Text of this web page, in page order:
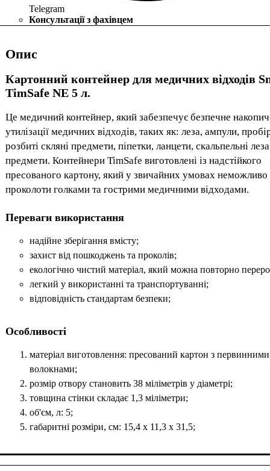
Telegram
Консультації з фахівцем
Опис
Картонний контейнер для медичних відходів
TimSafe NE 5 л.
Це медичний контейнер, який забезпечує безпечне
утилізації медичних відходів, таких як: леза, ампули,
розбиті скляні предмети, піпетки, ланцети, скальпельні
предмети. Контейнери TimSafe виготовлені із надстійкого
пресованого картону, який у звичайних умовах неможливо
проколоти голками та гострими медичними відходами.
Переваги використання
надійне зберігання вмісту;
захист від пошкоджень та проколів;
екологічно чистий матеріал, який можна повторно
легкий у використанні та транспортуванні;
відповідність стандартам безпеки;
Особливості
матеріал виготовлення: пресований картон з первинними
волокнами;
розмір отвору становить 38 міліметрів у діаметрі;
товщина стінки складає 1,3 міліметри;
об'єм, л: 5;
габаритні розміри, см: 15,4 х 11,3 х 31,5;